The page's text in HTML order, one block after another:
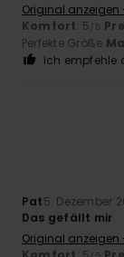
Original
Komfort: 5 /5
Perfekte Größe
Ich empfehle
Pat5. Dezember
Das gefällt mir
Original anzeigen